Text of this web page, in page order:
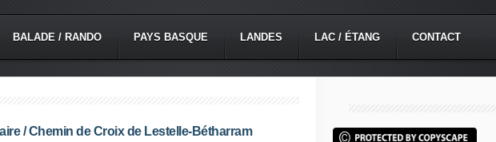
BALADE / RANDO PAYS BASQUE LANDES LAC / ÉTANG CONTACT
/ Chemin de Croix de Lestelle-Bétharram